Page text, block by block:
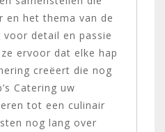
en het thema van de
detail en passie
ervoor dat elke hap
creëert die nog
Catering uw
tot een culinair
nog lang over